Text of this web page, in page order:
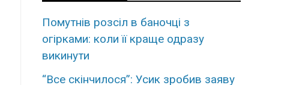
Помутнів розсіл в баночці з
огірками: коли її краще одразу
викинути
“Все скінчилося”: Усик зробив заяву